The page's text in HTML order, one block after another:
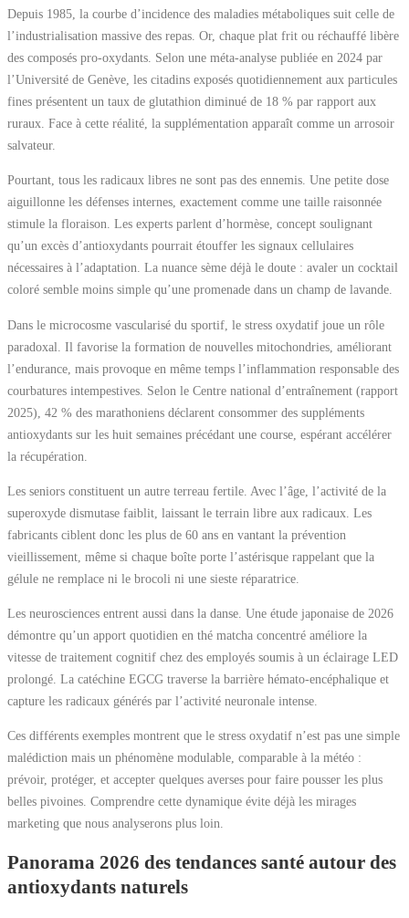
Depuis 1985, la courbe d’incidence des maladies métaboliques suit celle de
l’industrialisation massive des repas. Or, chaque plat frit ou réchauffé libère
des composés pro-oxydants. Selon une méta-analyse publiée en 2024 par
l’Université de Genève, les citadins exposés quotidiennement aux particules
fines présentent un taux de glutathion diminué de 18 % par rapport aux
ruraux. Face à cette réalité, la supplémentation apparaît comme un arrosoir
salvateur.
Pourtant, tous les radicaux libres ne sont pas des ennemis. Une petite dose
aiguillonne les défenses internes, exactement comme une taille raisonnée
stimule la floraison. Les experts parlent d’hormèse, concept soulignant
qu’un excès d’antioxydants pourrait étouffer les signaux cellulaires
nécessaires à l’adaptation. La nuance sème déjà le doute : avaler un cocktail
coloré semble moins simple qu’une promenade dans un champ de lavande.
Dans le microcosme vascularisé du sportif, le stress oxydatif joue un rôle
paradoxal. Il favorise la formation de nouvelles mitochondries, améliorant
l’endurance, mais provoque en même temps l’inflammation responsable des
courbatures intempestives. Selon le Centre national d’entraînement (rapport
2025), 42 % des marathoniens déclarent consommer des suppléments
antioxydants sur les huit semaines précédant une course, espérant accélérer
la récupération.
Les seniors constituent un autre terreau fertile. Avec l’âge, l’activité de la
superoxyde dismutase faiblit, laissant le terrain libre aux radicaux. Les
fabricants ciblent donc les plus de 60 ans en vantant la prévention
vieillissement, même si chaque boîte porte l’astérisque rappelant que la
gélule ne remplace ni le brocoli ni une sieste réparatrice.
Les neurosciences entrent aussi dans la danse. Une étude japonaise de 2026
démontre qu’un apport quotidien en thé matcha concentré améliore la
vitesse de traitement cognitif chez des employés soumis à un éclairage LED
prolongé. La catéchine EGCG traverse la barrière hémato-encéphalique et
capture les radicaux générés par l’activité neuronale intense.
Ces différents exemples montrent que le stress oxydatif n’est pas une simple
malédiction mais un phénomène modulable, comparable à la météo :
prévoir, protéger, et accepter quelques averses pour faire pousser les plus
belles pivoines. Comprendre cette dynamique évite déjà les mirages
marketing que nous analyserons plus loin.
Panorama 2026 des tendances santé autour des
antioxydants naturels